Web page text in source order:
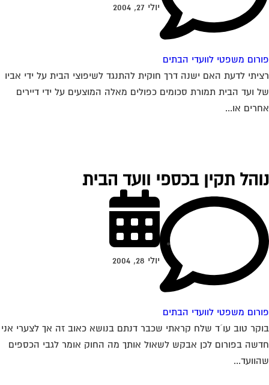
משפטי לוועדי הבתים
יולי 27, 2004
לדעת האם ישנה דרך חוקית להתנגד לשיפוצי הבית על ידי אביו
ועד הבית תמורת סכומים כפולים מאלה המוצעים על ידי דיירים
או...
תקין בכספי וועד הבית
משפטי לוועדי הבתים
יולי 28, 2004
טוב עו´ד שלח קראתי שכבר דנתם בנושא כאוב זה אך לצערי אני
בפורום לכן אבקש לשאול אותך מה החוק אומר לגבי הכספים